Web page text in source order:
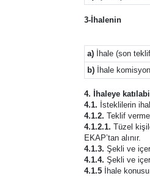
3-İhalenin
a) İhale (son
b) İhale
4. İhaleye
4.1. İsteklilerin
4.1.2. Teklif
4.1.2.1. Tüzel
EKAP’tan alınır.
4.1.3. Şekli ve
4.1.4. Şekli ve
4.1.5
İhale